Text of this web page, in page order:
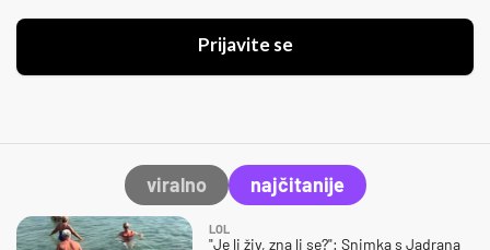
Prijavite se
viralno najčitanije
LOL
"Je li živ, zna li se?": Snimka s Jadrana